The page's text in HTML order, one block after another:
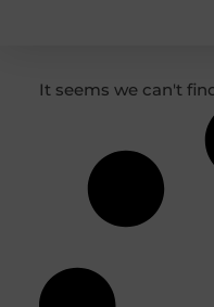
It seems we can't